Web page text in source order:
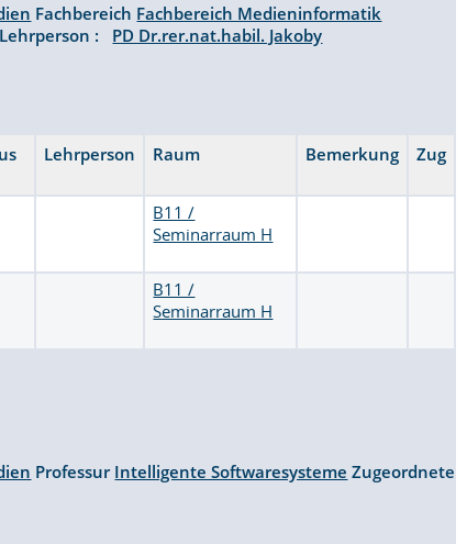
Fachbereich Fachbereich Medieninformatik
: PD Dr.rer.nat.habil. Jakoby
Lehrperson Raum Bemerkung Zug
B11 /
Seminarraum H
B11 /
Seminarraum H
Professur Intelligente Softwaresysteme Zugeordnete